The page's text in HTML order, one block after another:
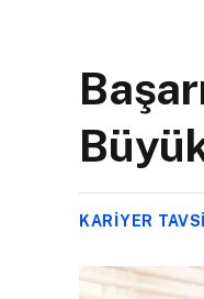
KARIYER